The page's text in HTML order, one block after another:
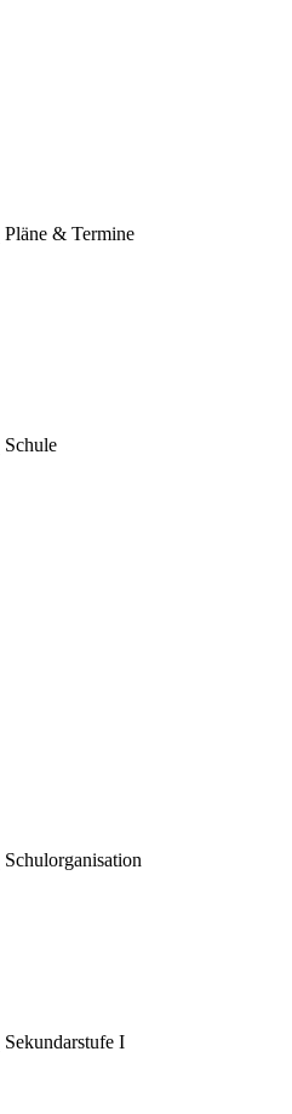
Pläne & Termine
Schule
Schulorganisation
Sekundarstufe I